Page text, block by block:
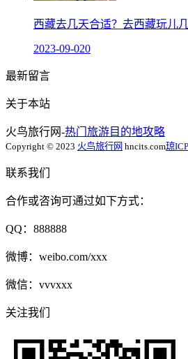
西藏去几天合适？去西藏玩儿
2023-09-020
最新留言
关于本站
火鸟旅行网-热门旅游目的地攻略
Copyright © 2023 火鸟旅行网 hncits.com琼
联系我们
合作或咨询可通过如下方式：
QQ：888888
微博：weibo.com/xxx
微信：vvvxxx
关注我们